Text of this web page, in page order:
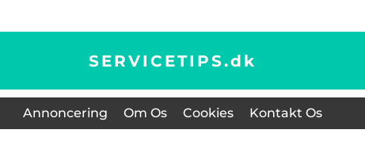
SERVICETIPS.dk
Annoncering Om Os Cookies Kontakt Os